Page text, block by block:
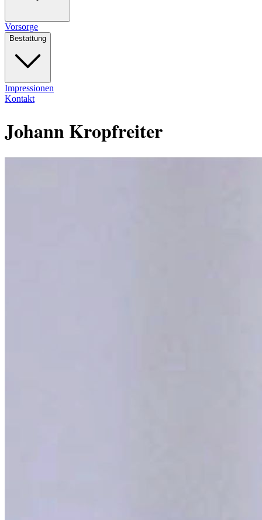
Vorsorge
Bestattung
Impressionen
Kontakt
Johann Kropfreiter